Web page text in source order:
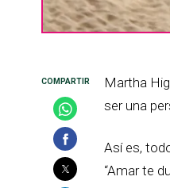
Martha
ser una
Así es,
“Amar te